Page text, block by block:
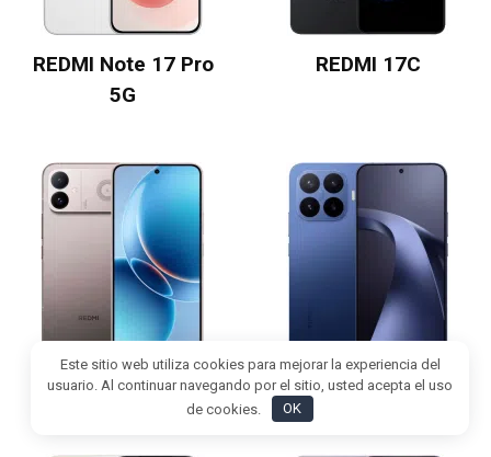
REDMI Note 17 Pro
5G
REDMI 17C
Redmi K90 Ultra Xiaomi 17T Pro
Este sitio web utiliza cookies para mejorar la experiencia del
usuario. Al continuar navegando por el sitio, usted acepta el uso
de cookies.
OK